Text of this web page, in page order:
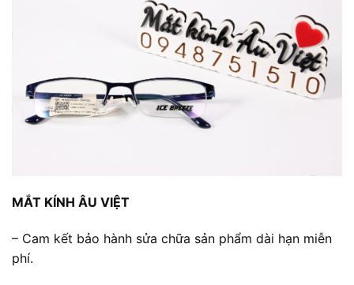
MẮT KÍNH ÂU VIỆT
– Cam kết bảo hành sửa chữa sản phẩm dài hạn miễn
phí.